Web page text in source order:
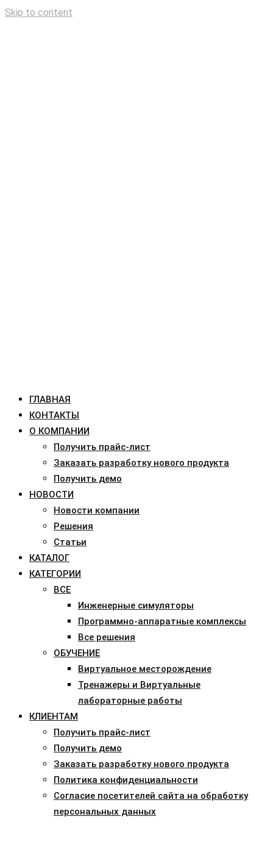
Skip to content
ГЛАВНАЯ
КОНТАКТЫ
О КОМПАНИИ
Получить прайс-лист
Заказать разработку нового продукта
Получить демо
НОВОСТИ
Новости компании
Решения
Статьи
КАТАЛОГ
КАТЕГОРИИ
ВСЕ
Инженерные симуляторы
Программно-аппаратные комплексы
Все решения
ОБУЧЕНИЕ
Виртуальное месторождение
Тренажеры и Виртуальные
лабораторные работы
КЛИЕНТАМ
Получить прайс-лист
Получить демо
Заказать разработку нового продукта
Политика конфиденциальности
Согласие посетителей сайта на обработку
персональных данных